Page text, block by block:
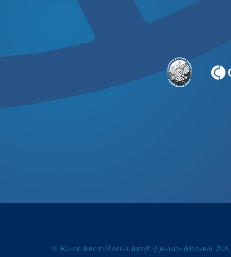
© Женский волейбольный клуб «Динамо» (Москва), 2026